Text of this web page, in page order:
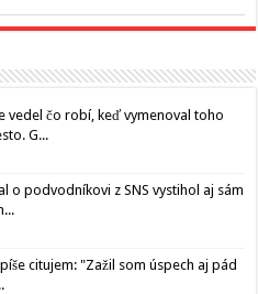
vedel čo robí, keď vymenoval toho
G...
o podvodníkovi z SNS vystihol aj sám
citujem: "Zažil som úspech aj pád